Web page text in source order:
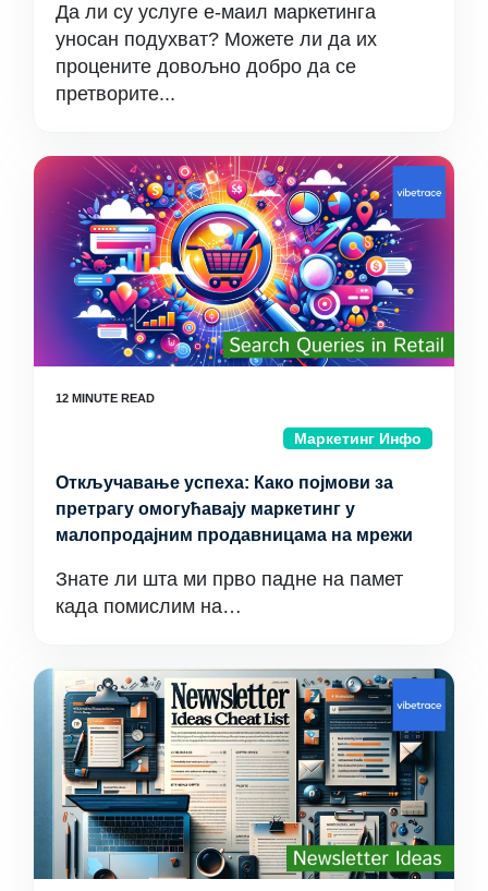
Да ли су услуге е-маил маркетинга
уносан подухват? Можете ли да их
процените довољно добро да се
претворите...
Маркетинг Инфо
Откључавање успеха: Како појмови за
претрагу омогућавају маркетинг у
малопродајним продавницама на мрежи
Знате ли шта ми прво падне на памет
када помислим на…